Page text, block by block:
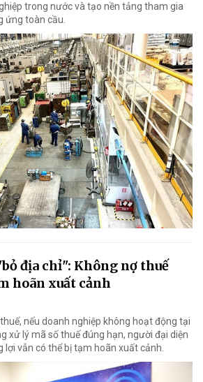
trong nước và tạo nền tảng tham gia
ứng toàn cầu.
địa chỉ": Không nợ thuế
hoãn xuất cảnh
nếu doanh nghiệp không hoạt động tại
xử lý mã số thuế đúng hạn, người đại diện
lợi vẫn có thể bị tạm hoãn xuất cảnh.